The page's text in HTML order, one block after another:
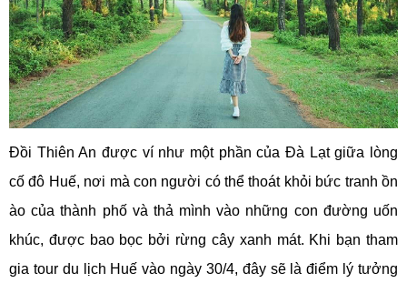
Đồi Thiên An được ví như một phần của Đà Lạt giữa lòng
cố đô Huế, nơi mà con người có thể thoát khỏi bức tranh ồn
ào của thành phố và thả mình vào những con đường uốn
khúc, được bao bọc bởi rừng cây xanh mát. Khi bạn tham
gia tour du lịch Huế vào ngày 30/4, đây sẽ là điểm lý tưởng